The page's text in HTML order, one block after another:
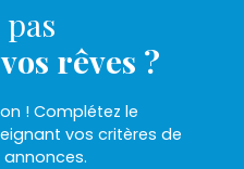
générales, et
Agent commercial en
105 000 EUROS
rêves ?
! Complétez le
vos critères de